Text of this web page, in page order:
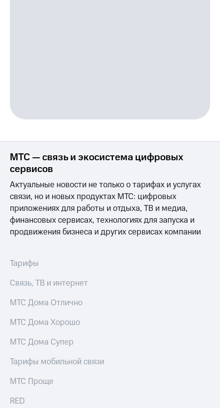
МТС — связь и экосистема цифровых
сервисов
Актуальные новости не только о тарифах и услугах
связи, но и новых продуктах МТС: цифровых
приложениях для работы и отдыха, ТВ и медиа,
финансовых сервисах, технологиях для запуска и
продвижения бизнеса и других сервисах компании
Тарифы
Связь, ТВ и интернет
МТС Дома Отлично
МТС Дома Хорошо
МТС Дома Супер
Тарифы мобильной связи
МТС Проще
RED